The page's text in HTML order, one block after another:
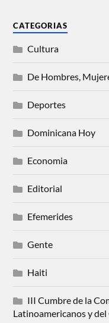
CATEGORIAS
Cultura
De Hombres,
Deportes
Dominicana Hoy
Economia
Editorial
Efemerides
Gente
Haiti
III Cumbre de la
Latinoamericanos y del